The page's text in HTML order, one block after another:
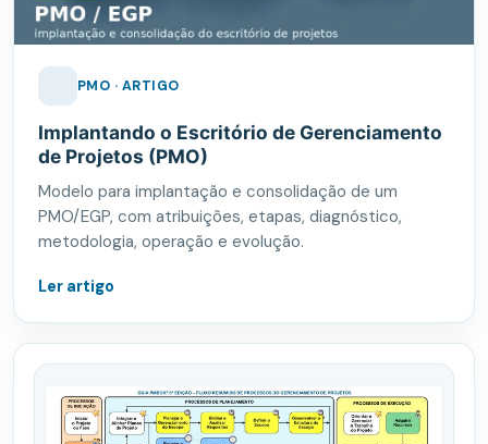
PMO · ARTIGO
Implantando o Escritório de Gerenciamento
de Projetos (PMO)
Modelo para implantação e consolidação de um
PMO/EGP, com atribuições, etapas, diagnóstico,
metodologia, operação e evolução.
Ler artigo